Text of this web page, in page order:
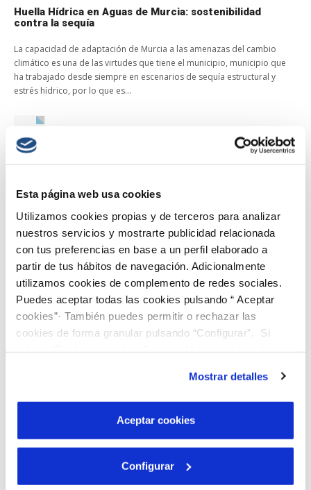
Esta página web usa cookies
Utilizamos cookies propias y de terceros para analizar
nuestros servicios y mostrarte publicidad relacionada
con tus preferencias en base a un perfil elaborado a
partir de tus hábitos de navegación. Adicionalmente
utilizamos cookies de complemento de redes sociales.
Puedes aceptar todas las cookies pulsando “ Aceptar
cookies”· También puedes permitir o rechazar las
cookies de forma granular pulsando “Configurar”. Si
son indispensables para que el sitio web funcione y que
por tanto no se pueden desactivar. Puedes consultar
más información en nuestraPolítica de Cookies
Mostrar detalles
Aceptar cookies
Configurar
Huella Hídrica en Aguas de Murcia: sostenibilidad
contra la sequía
La capacidad de adaptación de Murcia a las amenazas del cambio
climático es una de las virtudes que tiene el municipio, municipio que
ha trabajado desde siempre en escenarios de sequía estructural y
estrés hídrico, por lo que es...
Aguas de Murcia,Divulgación Huella Hídrica,Participantes
Aguas de Murcia: sostenibilidad contra la sequía
Entrevista a Ana Gomis: huella hídrica y sostenibilidad
en Aguas de Murcia